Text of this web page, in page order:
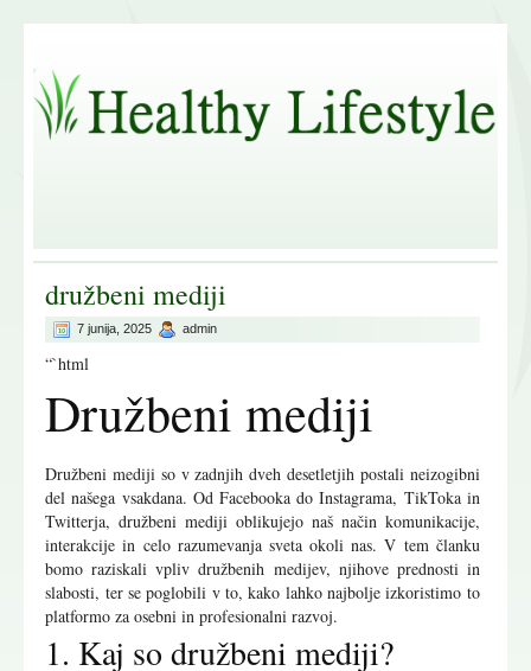
družbeni mediji
7 junija, 2025 admin
“`html
Družbeni mediji
Družbeni mediji so v zadnjih dveh desetletjih postali neizogibni
del našega vsakdana. Od Facebooka do Instagrama, TikToka in
Twitterja, družbeni mediji oblikujejo naš način komunikacije,
interakcije in celo razumevanja sveta okoli nas. V tem članku
bomo raziskali vpliv družbenih medijev, njihove prednosti in
slabosti, ter se poglobili v to, kako lahko najbolje izkoristimo to
platformo za osebni in profesionalni razvoj.
1. Kaj so družbeni mediji?